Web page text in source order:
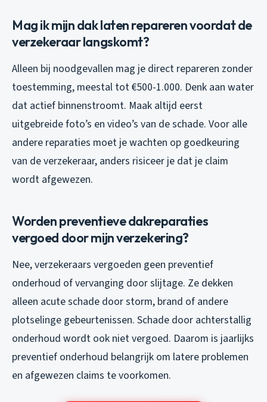
Mag ik mijn dak laten repareren voordat de
verzekeraar langskomt?
Alleen bij noodgevallen mag je direct repareren zonder
toestemming, meestal tot €500-1.000. Denk aan water
dat actief binnenstroomt. Maak altijd eerst
uitgebreide foto’s en video’s van de schade. Voor alle
andere reparaties moet je wachten op goedkeuring
van de verzekeraar, anders risiceer je dat je claim
wordt afgewezen.
Worden preventieve dakreparaties
vergoed door mijn verzekering?
Nee, verzekeraars vergoeden geen preventief
onderhoud of vervanging door slijtage. Ze dekken
alleen acute schade door storm, brand of andere
plotselinge gebeurtenissen. Schade door achterstallig
onderhoud wordt ook niet vergoed. Daarom is jaarlijks
preventief onderhoud belangrijk om latere problemen
en afgewezen claims te voorkomen.